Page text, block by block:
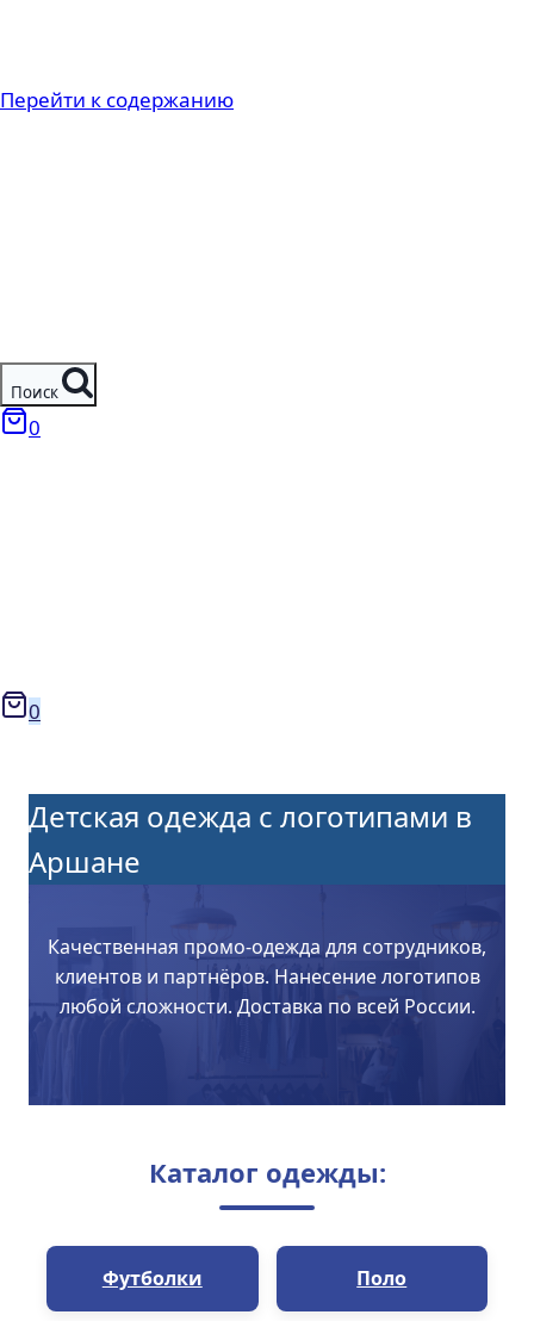
Перейти к содержанию
Поиск
0
0
Детская одежда с логотипами в
Аршане
Качественная промо-одежда для сотрудников,
клиентов и партнёров. Нанесение логотипов
любой сложности. Доставка по всей России.
Каталог одежды:
Футболки Поло